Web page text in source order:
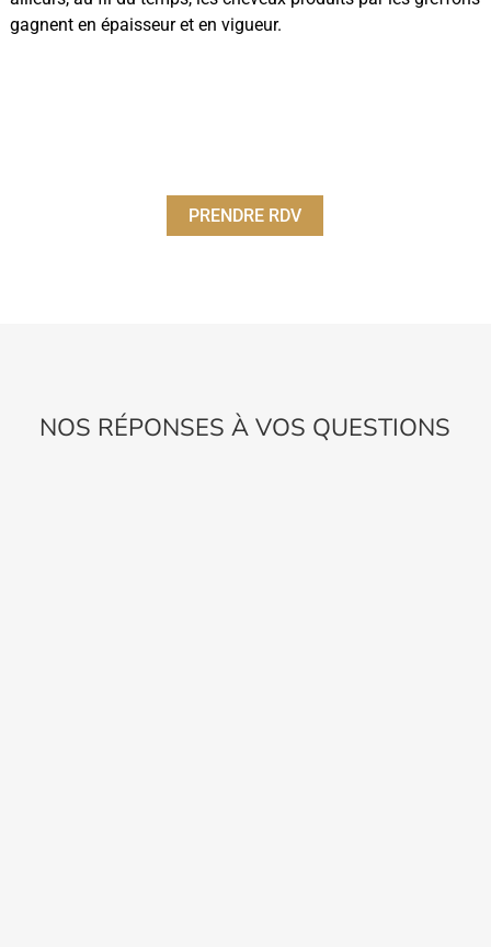
gagnent en épaisseur et en vigueur.
PRENDRE RDV
NOS RÉPONSES À VOS QUESTIONS